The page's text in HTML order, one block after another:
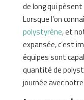
de long qui
Lorsque l’on
polystyrène, et
expansée, c’est
équipes sont
quantité de
journée avec